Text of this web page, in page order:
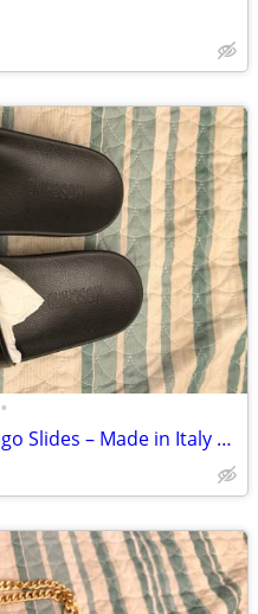
•
Authentic Moschino Black Logo Slides – Made in Italy – Size 42 (West E